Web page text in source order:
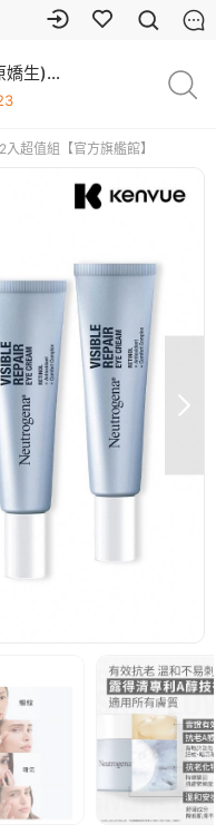
嬌生)
清/落
超值組【官方旗艦館】